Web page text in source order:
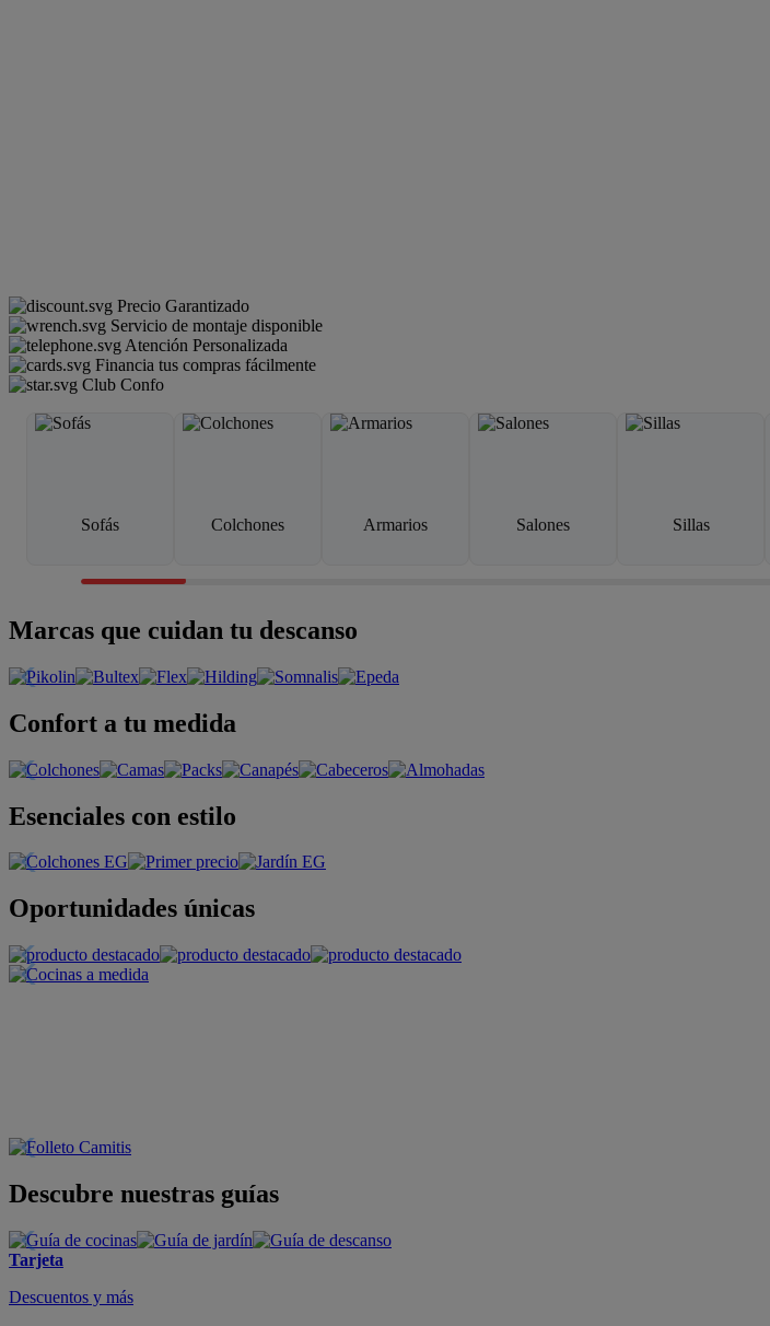
Precio Garantizado
Servicio de montaje disponible
Atención Personalizada
Financia tus compras fácilmente
Club Confo
Sofás Colchones Armarios Salones Sillas
Marcas que cuidan tu descanso
Confort a tu medida
Esenciales con estilo
Oportunidades únicas
Descubre nuestras guías
Tarjeta
Descuentos y más